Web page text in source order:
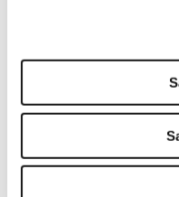
ajastimella, jossa 3 kpl